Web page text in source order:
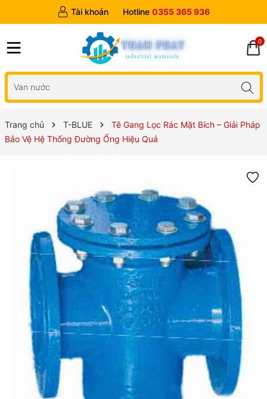
Tài khoản Hotline 0355 365 936
0
Trang chủ T-BLUE
Tê Gang Lọc Rác Mặt Bích – Giải Pháp
Bảo Vệ Hệ Thống Đường Ống Hiệu Quả